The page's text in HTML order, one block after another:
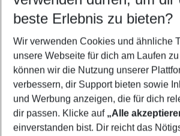
5-8 Nächte
2 Erwachsene Keine Kinder
Mehr Filter anzeigen
beste Erlebnis zu bieten?
Wir verwenden Cookies und ähnliche
unsere Webseite für dich am Laufen
können wir die Nutzung unserer
verbessern, dir Support bieten sowie
und Werbung anzeigen, die für dich
dir passen. Klicke auf „Alle
einverstanden bist. Dir reicht das